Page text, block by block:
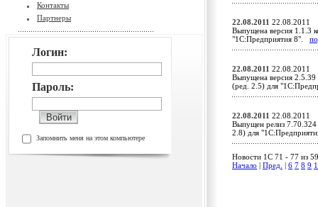
Контакты
Партнеры
Логин:
Пароль:
Запомнить меня на этом компьютере
22.08.2011 22.08.2011
Выпущена версия 1.1.3
"1С:Предприятия 8".
22.08.2011 22.08.2011
Выпущена версия 2.5.39
(ред. 2.5) для
22.08.2011 22.08.2011
Выпущен релиз 7.70.324
2.8) для
Новости 1C 71 - 77 из
Начало
Пред. 6 7 8 9